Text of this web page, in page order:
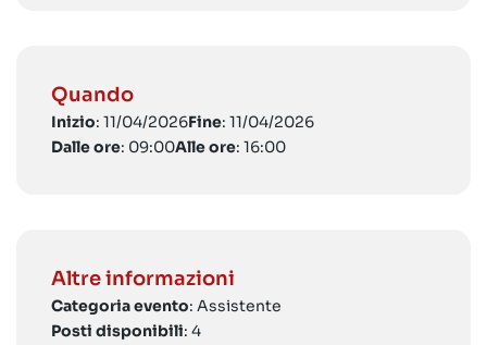
Quando
Inizio: 11/04/2026Fine: 11/04/2026
Dalle ore: 09:00Alle ore: 16:00
Altre informazioni
Categoria evento: Assistente
Posti disponibili: 4